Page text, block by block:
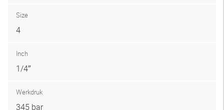
Size
4
Inch
1/4″
Werkdruk
345 bar